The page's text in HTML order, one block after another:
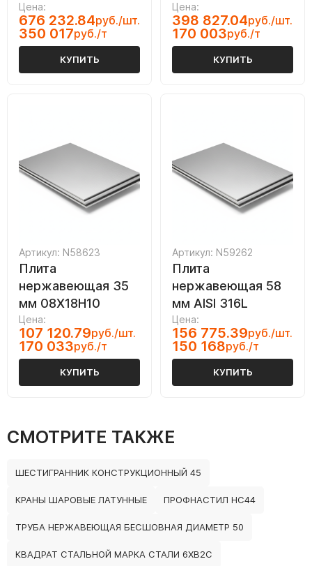
Цена:
676 232.84руб./шт.
350 017руб./т
КУПИТЬ
Цена:
398 827.04руб./шт.
170 003руб./т
КУПИТЬ
Артикул: N58623
Плита
нержавеющая 35
мм 08Х18Н10
Цена:
107 120.79руб./шт.
170 033руб./т
КУПИТЬ
Артикул: N59262
Плита
нержавеющая 58
мм AISI 316L
Цена:
156 775.39руб./шт.
150 168руб./т
КУПИТЬ
СМОТРИТЕ ТАКЖЕ
ШЕСТИГРАННИК КОНСТРУКЦИОННЫЙ 45
КРАНЫ ШАРОВЫЕ ЛАТУННЫЕ ПРОФНАСТИЛ НС44
ТРУБА НЕРЖАВЕЮЩАЯ БЕСШОВНАЯ ДИАМЕТР 50
КВАДРАТ СТАЛЬНОЙ МАРКА СТАЛИ 6ХВ2С